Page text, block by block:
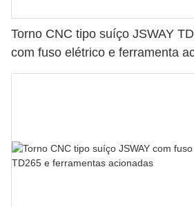
Torno CNC tipo suíço JSWAY
com fuso elétrico e ferramenta